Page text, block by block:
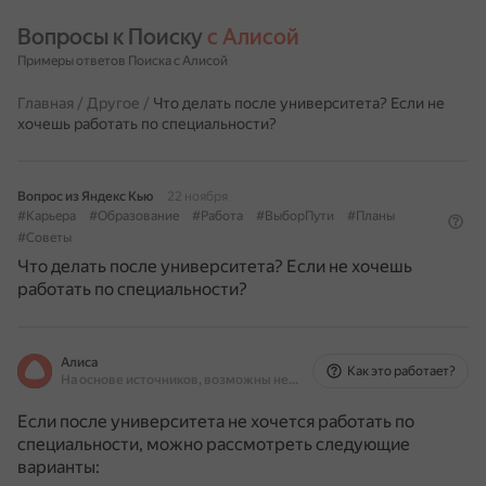
Вопросы к Поиску с Алисой
Примеры ответов Поиска с Алисой
Главная / Другое / Что делать после университета? Если не
хочешь работать по специальности?
Вопрос из Яндекс Кью
22 ноября
#Карьера
#Образование #Работа #ВыборПути
#Планы
#Советы
Что делать после университета? Если не хочешь
работать по специальности?
Алиса
На основе источников, возможны неточности
Как это работает?
Если после университета не хочется работать по
специальности, можно рассмотреть следующие
варианты: